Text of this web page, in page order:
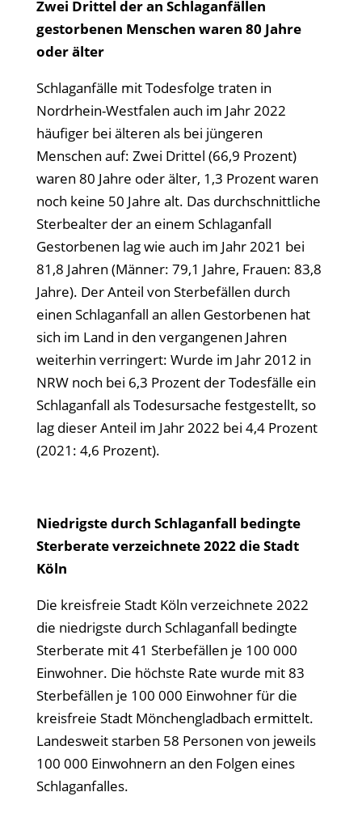
Zwei Drittel der an Schlaganfällen
gestorbenen Menschen waren 80 Jahre
oder älter
Schlaganfälle mit Todesfolge traten in
Nordrhein-Westfalen auch im Jahr 2022
häufiger bei älteren als bei jüngeren
Menschen auf: Zwei Drittel (66,9 Prozent)
waren 80 Jahre oder älter, 1,3 Prozent waren
noch keine 50 Jahre alt. Das durchschnittliche
Sterbealter der an einem Schlaganfall
Gestorbenen lag wie auch im Jahr 2021 bei
81,8 Jahren (Männer: 79,1 Jahre, Frauen: 83,8
Jahre). Der Anteil von Sterbefällen durch
einen Schlaganfall an allen Gestorbenen hat
sich im Land in den vergangenen Jahren
weiterhin verringert: Wurde im Jahr 2012 in
NRW noch bei 6,3 Prozent der Todesfälle ein
Schlaganfall als Todesursache festgestellt, so
lag dieser Anteil im Jahr 2022 bei 4,4 Prozent
(2021: 4,6 Prozent).
Niedrigste durch Schlaganfall bedingte
Sterberate verzeichnete 2022 die Stadt
Köln
Die kreisfreie Stadt Köln verzeichnete 2022
die niedrigste durch Schlaganfall bedingte
Sterberate mit 41 Sterbefällen je 100 000
Einwohner. Die höchste Rate wurde mit 83
Sterbefällen je 100 000 Einwohner für die
kreisfreie Stadt Mönchengladbach ermittelt.
Landesweit starben 58 Personen von jeweils
100 000 Einwohnern an den Folgen eines
Schlaganfalles.